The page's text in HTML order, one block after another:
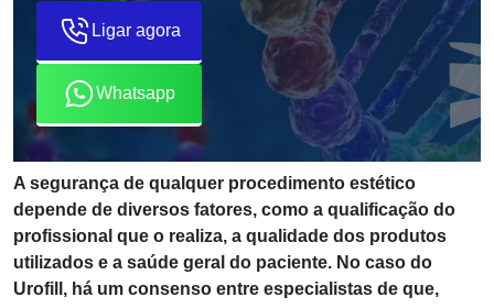
Ligar agora
Whatsapp
A segurança de qualquer procedimento estético
depende de diversos fatores, como a qualificação do
profissional que o realiza, a qualidade dos produtos
utilizados e a saúde geral do paciente. No caso do
Urofill, há um consenso entre especialistas de que,